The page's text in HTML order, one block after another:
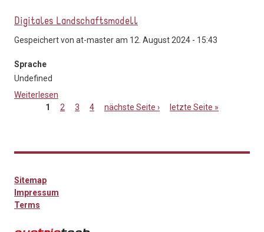
Digitales Landschaftsmodell
Gespeichert von at-masteram 12. August 2024 - 15:43
Sprache
Undefined
Weiterlesen
1 2 3 4 nächste Seite › letzte Seite »
Sitemap
Impressum
Terms